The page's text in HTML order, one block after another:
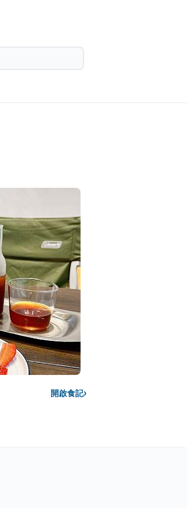
開啟食記›